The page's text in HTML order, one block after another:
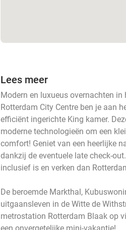
Lees meer
Modern en luxueus overnachten
Rotterdam City Centre ben je aan
efficiënt ingerichte King kamer.
moderne technologieën om een
comfort! Geniet van een heerlijke
dankzij de eventuele late check-
inclusief is en verken dan
De beroemde Markthal,
uitgaansleven in de Witte de
metrostation Rotterdam Blaak op